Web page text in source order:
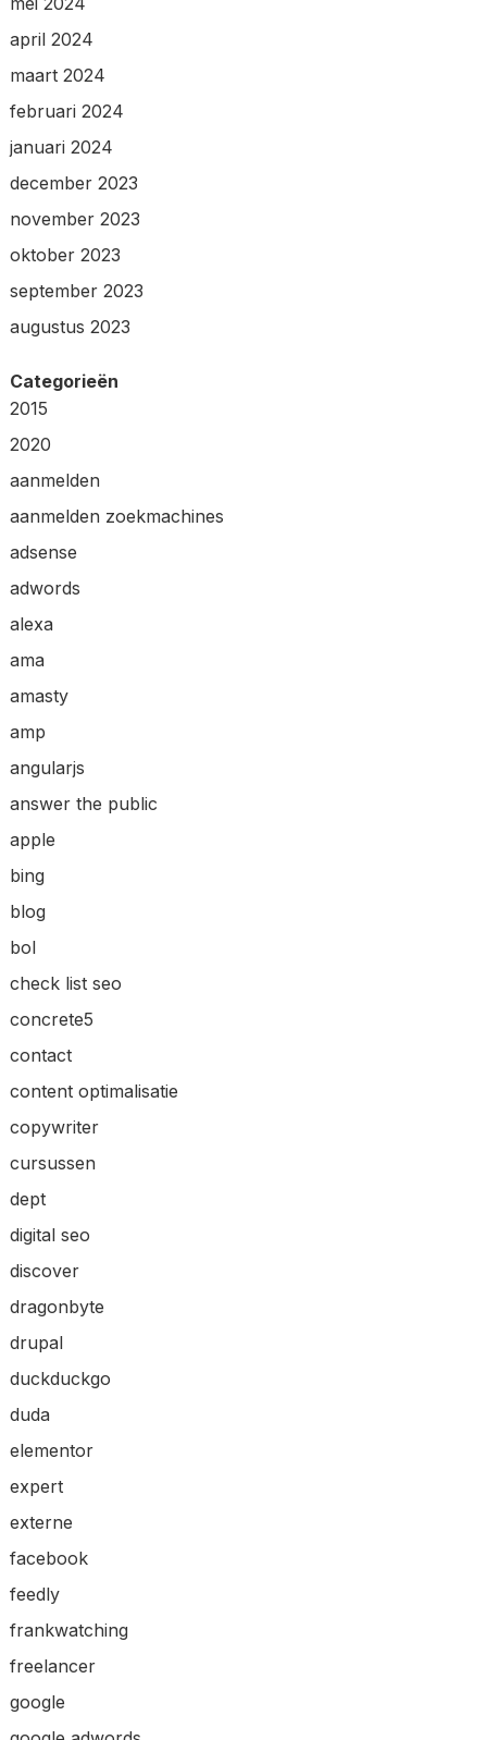
april 2024
maart 2024
februari 2024
januari 2024
december 2023
november 2023
oktober 2023
september 2023
augustus 2023
Categorieën
2015
2020
aanmelden
aanmelden zoekmachines
adsense
adwords
alexa
ama
amasty
amp
angularjs
answer the public
apple
bing
blog
bol
check list seo
concrete5
contact
content optimalisatie
copywriter
cursussen
dept
digital seo
discover
dragonbyte
drupal
duckduckgo
duda
elementor
expert
externe
facebook
feedly
frankwatching
freelancer
google